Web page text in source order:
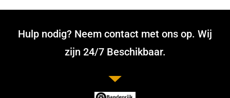
Hulp nodig? Neem contact met ons op. Wij
zijn 24/7 Beschikbaar.